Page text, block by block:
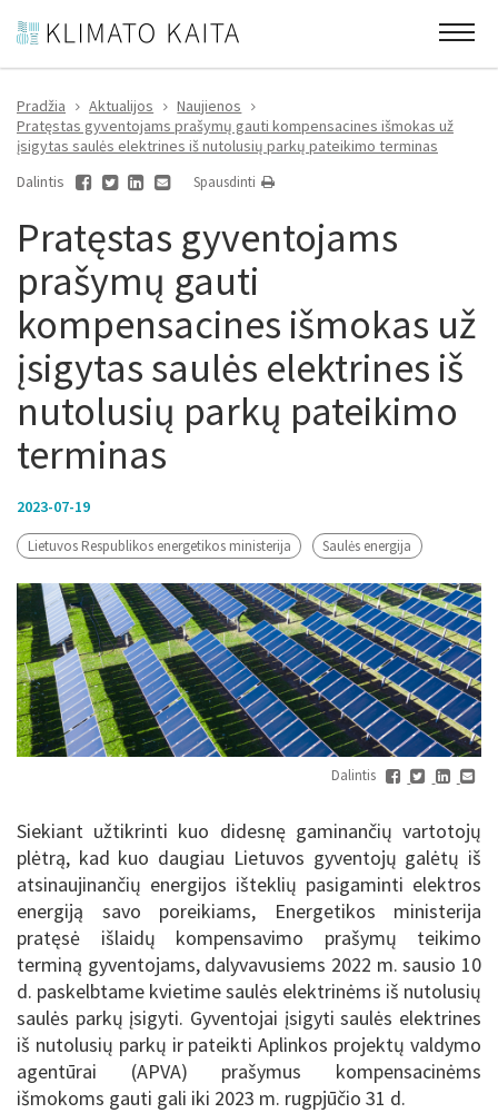
Pradžia Aktualijos
Naujienos
Pratęstas gyventojams prašymų gauti kompensacines išmokas už
įsigytas saulės elektrines iš nutolusių parkų pateikimo terminas
Dalintis
Spausdinti
Pratęstas gyventojams
prašymų gauti
kompensacines išmokas už
įsigytas saulės elektrines iš
nutolusių parkų pateikimo
terminas
2023-07-19
Lietuvos Respublikos energetikos ministerija Saulės energija
Dalintis
Siekiant užtikrinti kuo didesnę gaminančių vartotojų
plėtrą, kad kuo daugiau Lietuvos gyventojų galėtų iš
atsinaujinančių energijos išteklių pasigaminti elektros
energiją savo poreikiams, Energetikos ministerija
pratęsė išlaidų kompensavimo prašymų teikimo
terminą gyventojams, dalyvavusiems 2022 m. sausio 10
d. paskelbtame kvietime saulės elektrinėms iš nutolusių
saulės parkų įsigyti. Gyventojai įsigyti saulės elektrines
iš nutolusių parkų ir pateikti Aplinkos projektų valdymo
agentūrai (APVA) prašymus kompensacinėms
išmokoms gauti gali iki 2023 m. rugpjūčio 31 d.